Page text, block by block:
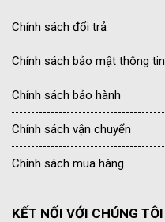
Chính sách đổi trả
Chính sách bảo mật thông tin
Chính sách bảo hành
Chính sách vận chuyển
Chính sách mua hàng
KẾT NỐI VỚI CHÚNG TÔI